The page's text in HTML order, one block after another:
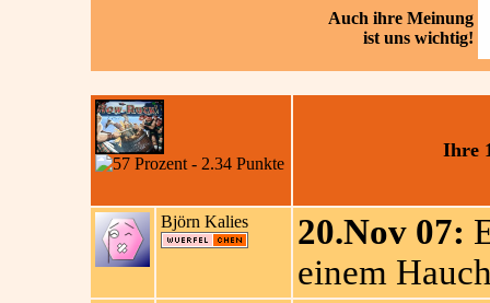
Auch ihre Meinung
ist uns wichtig!
Ihre
Björn Kalies 20.Nov 07:
einem